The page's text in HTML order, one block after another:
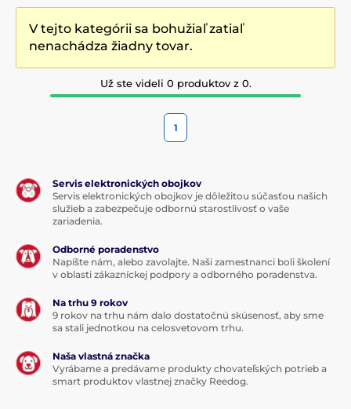
V tejto kategórii sa bohužiaľ zatiaľ
nenachádza žiadny tovar.
Už ste videli 0 produktov z 0.
1
Servis elektronických obojkov
Servis elektronických obojkov je dôležitou súčasťou našich
služieb a zabezpečuje odbornú starostlivosť o vaše
zariadenia.
Odborné poradenstvo
Napíšte nám, alebo zavolajte. Naši zamestnanci boli školení
v oblasti zákazníckej podpory a odborného poradenstva.
Na trhu 9 rokov
9 rokov na trhu nám dalo dostatočnú skúsenosť, aby sme
sa stali jednotkou na celosvetovom trhu.
Naša vlastná značka
Vyrábame a predávame produkty chovateľských potrieb a
smart produktov vlastnej značky Reedog.